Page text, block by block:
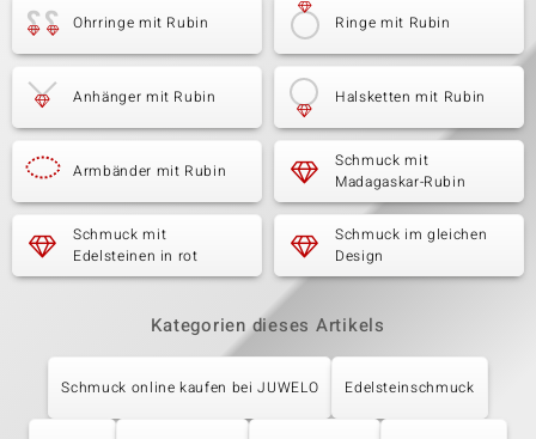
Ohrringe mit Rubin Ringe mit Rubin
Anhänger mit Rubin Halsketten mit Rubin
Armbänder mit Rubin
Schmuck mit
Madagaskar-Rubin
Schmuck mit
Edelsteinen in rot
Schmuck im gleichen
Design
Kategorien dieses Artikels
Schmuck online kaufen bei JUWELO Edelsteinschmuck